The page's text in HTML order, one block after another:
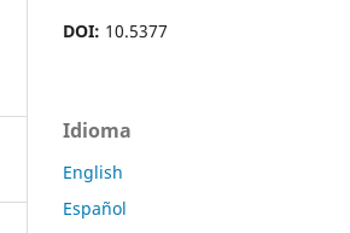
DOI: 10.5377
Idioma
English
Español